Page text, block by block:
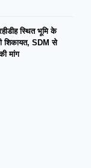
स्थित भूमि के
शिकायत, SDM से
मांग